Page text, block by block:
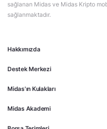
Hakkımızda
Destek Merkezi
Midas'ın Kulakları
Midas Akademi
sağlanan Midas ve Midas Kripto
sağlanmaktadır.